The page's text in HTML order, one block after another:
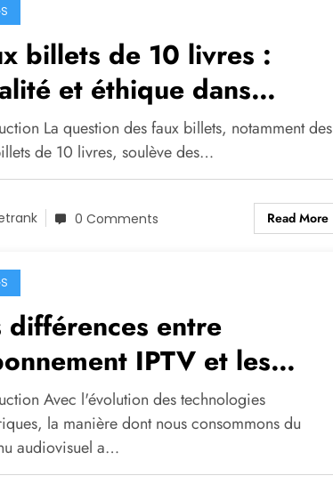
billets de 10 livres :
et éthique dans
artistique
La question des faux billets, notamment des
de 10 livres, soulève des…
0 Comments Read More
différences entre
IPTV et les
de streaming
Avec l'évolution des technologies
la manière dont nous consommons du
audiovisuel a…